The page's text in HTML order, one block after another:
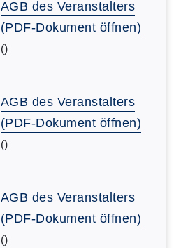
AGB des Veranstalters
(PDF-Dokument öffnen)
()
AGB des Veranstalters
(PDF-Dokument öffnen)
()
AGB des Veranstalters
(PDF-Dokument öffnen)
()